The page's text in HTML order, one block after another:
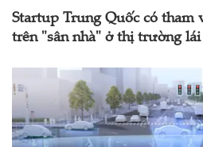
Startup Trung Quốc có tham
trên "sân nhà" ở thị trường